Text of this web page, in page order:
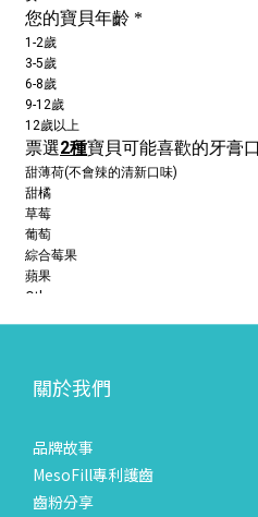
關於我們
品牌故事
MesoFill專利護齒
齒粉分享